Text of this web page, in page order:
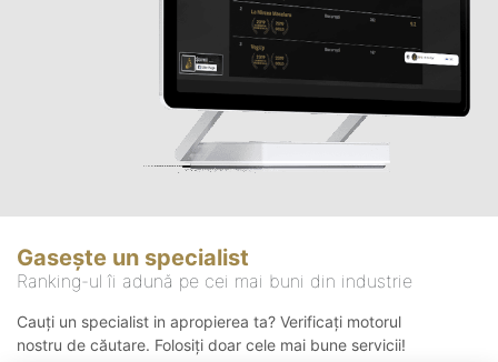
Gasește un specialist
Ranking-ul îi adună pe cei mai buni din industrie
Cauți un specialist in apropierea ta? Verificați motorul
nostru de căutare. Folosiți doar cele mai bune servicii!